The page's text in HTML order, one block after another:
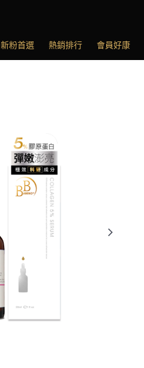
新粉首選 熱銷排行 會員好康